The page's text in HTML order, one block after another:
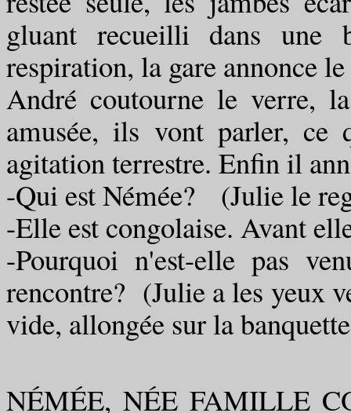
gluant recueilli dans une
respiration, la gare annonce
André coutourne le verre,
amusée, ils vont parler,
agitation terrestre. Enfin il
-Qui est Némée? (Julie le
-Elle est congolaise. Avant
-Pourquoi n'est-elle pas
rencontre? (Julie a les yeux
vide, allongée sur la
NÉMÉE, NÉE FAMILLE